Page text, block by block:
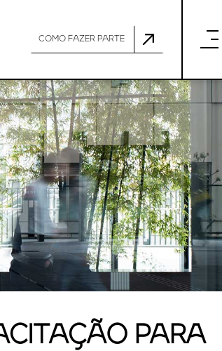
COMO FAZER PARTE
METAS AMBICIOSAS EM
PARA